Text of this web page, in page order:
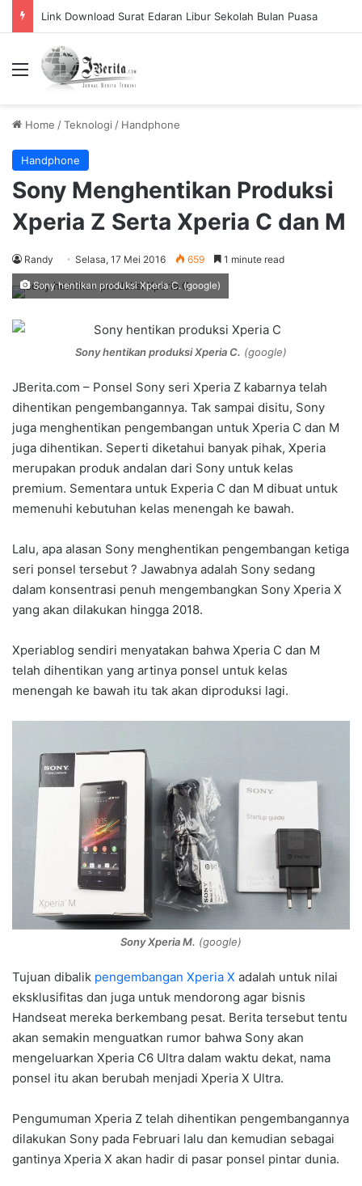
Link Download Surat Edaran Libur Sekolah Bulan Puasa
Menu
Home /Teknologi / Handphone
Handphone
Sony Menghentikan Produksi
Xperia Z Serta Xperia C dan M
Randy Selasa, 17 Mei 2016 659 1 minute read
Sony hentikan produksi Xperia C. (google)
Sony hentikan produksi Xperia C. (google)
JBerita.com – Ponsel Sony seri Xperia Z kabarnya telah
dihentikan pengembangannya. Tak sampai disitu, Sony
juga menghentikan pengembangan untuk Xperia C dan M
juga dihentikan. Seperti diketahui banyak pihak, Xperia
merupakan produk andalan dari Sony untuk kelas
premium. Sementara untuk Experia C dan M dibuat untuk
memenuhi kebutuhan kelas menengah ke bawah.
Lalu, apa alasan Sony menghentikan pengembangan ketiga
seri ponsel tersebut ? Jawabnya adalah Sony sedang
dalam konsentrasi penuh mengembangkan Sony Xperia X
yang akan dilakukan hingga 2018.
Xperiablog sendiri menyatakan bahwa Xperia C dan M
telah dihentikan yang artinya ponsel untuk kelas
menengah ke bawah itu tak akan diproduksi lagi.
Sony Xperia M. (google)
Tujuan dibalik pengembangan Xperia X adalah untuk nilai
eksklusifitas dan juga untuk mendorong agar bisnis
Handseat mereka berkembang pesat. Berita tersebut tentu
akan semakin menguatkan rumor bahwa Sony akan
mengeluarkan Xperia C6 Ultra dalam waktu dekat, nama
ponsel itu akan berubah menjadi Xperia X Ultra.
Pengumuman Xperia Z telah dihentikan pengembangannya
dilakukan Sony pada Februari lalu dan kemudian sebagai
gantinya Xperia X akan hadir di pasar ponsel pintar dunia.